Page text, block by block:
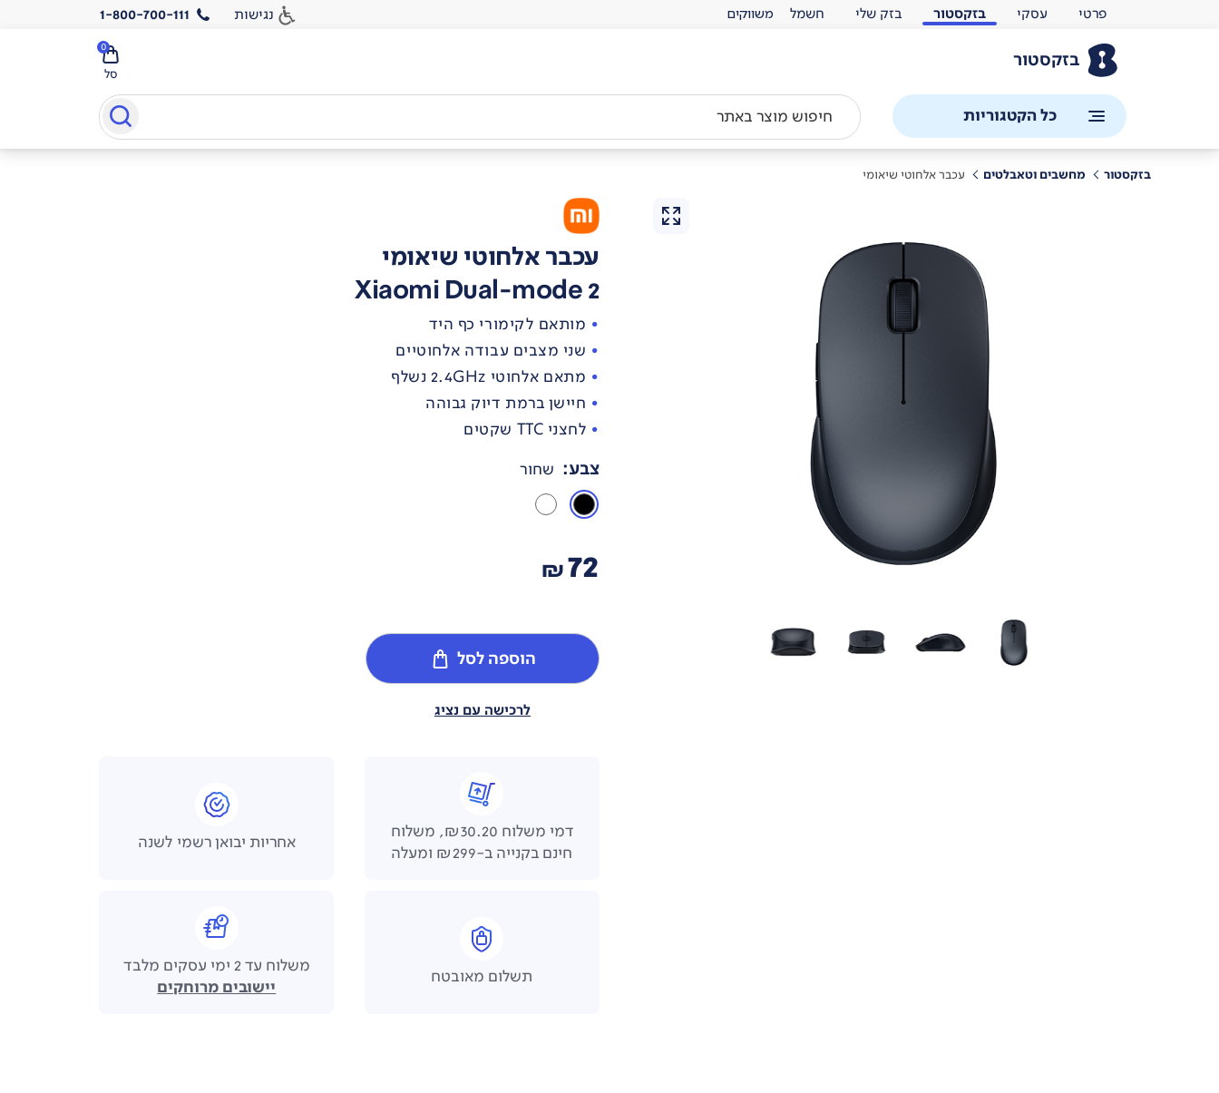
פרטי עסקי בזקסטור בזק שלי חשמל נגישות 1-800-700-111
בזקסטור
סל
0
כל הקטגוריות
בזקסטור מחשבים וטאבלטים עכבר אלחוטי שיאומי
עכבר אלחוטי שיאומי
Xiaomi Dual-mode 2
מותאם לקימורי כף היד
שני מצבים עבודה אלחוטיים
מתאם אלחוטי 2.4GHz נשלף
חיישן ברמת דיוק גבוהה
לחצני TTC שקטים
צבע: שחור
72
₪
הוספה לסל
לרכישה עם נציג
דמי משלוח ₪30.20, משלוח
חינם בקנייה ב-₪299 ומעלה
אחריות יבואן רשמי לשנה
תשלום מאובטח
משלוח עד 2 ימי עסקים מלבד
יישובים מרוחקים
משווקים